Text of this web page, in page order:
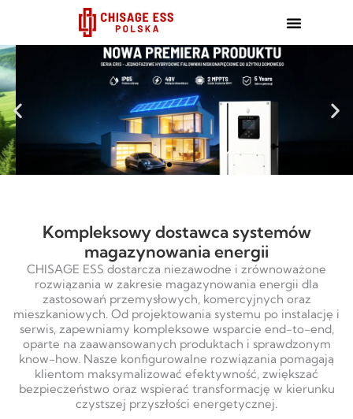
容
Kompleksowy dostawca systemów
magazynowania energii
CHISAGE ESS dostarcza niezawodne i zrównoważone
rozwiązania w zakresie magazynowania energii dla
zastosowań przemysłowych, komercyjnych oraz
mieszkaniowych. Od projektowania systemu po instalację i
serwis, zapewniamy kompleksowe wsparcie end-to-end,
oparte na zaawansowanych produktach i sprawdzonym
know-how. Nasze konfigurowalne rozwiązania pomagają
klientom maksymalizować efektywność, zwiększać
bezpieczeństwo oraz wspierać transformację w kierunku
czystszej przyszłości energetycznej.